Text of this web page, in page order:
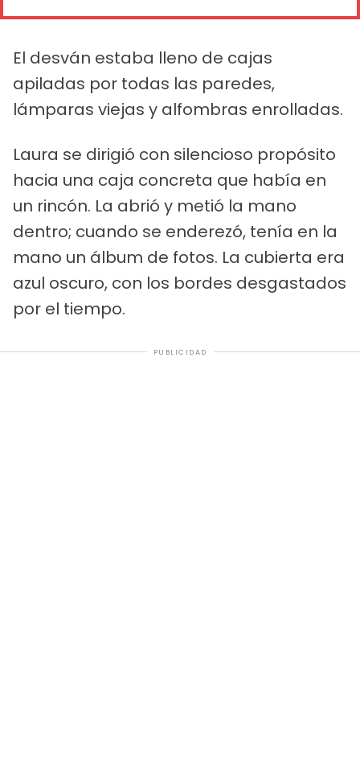
El desván estaba lleno de cajas
apiladas por todas las paredes,
lámparas viejas y alfombras enrolladas.
Laura se dirigió con silencioso propósito
hacia una caja concreta que había en
un rincón. La abrió y metió la mano
dentro; cuando se enderezó, tenía en la
mano un álbum de fotos. La cubierta era
azul oscuro, con los bordes desgastados
por el tiempo.
PUBLICIDAD